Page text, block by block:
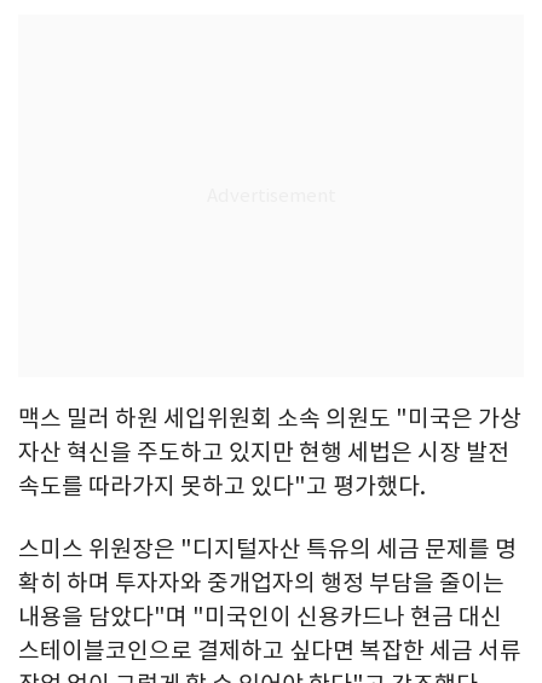
맥스 밀러 하원 세입위원회 소속 의원도 "미국은 가상
자산 혁신을 주도하고 있지만 현행 세법은 시장 발전
속도를 따라가지 못하고 있다"고 평가했다.
스미스 위원장은 "디지털자산 특유의 세금 문제를 명
확히 하며 투자자와 중개업자의 행정 부담을 줄이는
내용을 담았다"며 "미국인이 신용카드나 현금 대신
스테이블코인으로 결제하고 싶다면 복잡한 세금 서류